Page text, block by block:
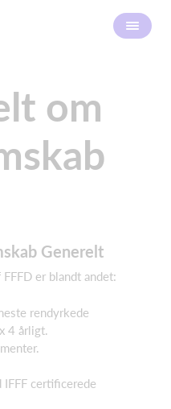
om
Generelt
er blandt andet:
rendyrkede
4 årligt.
certificerede